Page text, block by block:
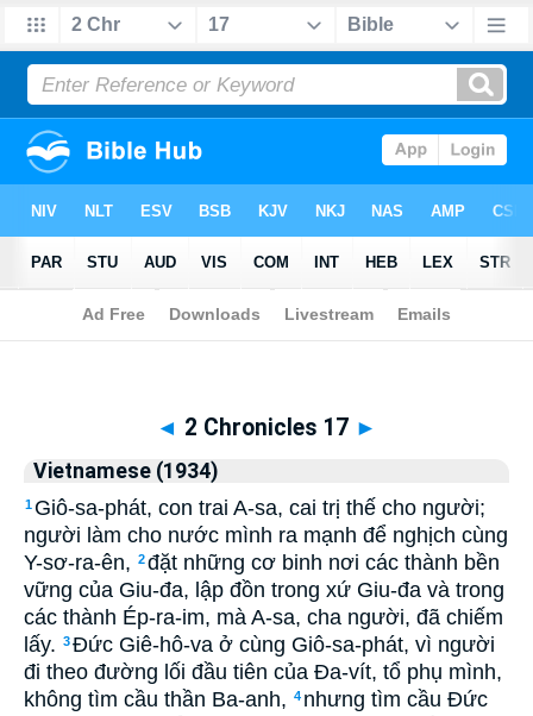
Biblia>Vietnamese (1934) > 2 Chronicles 17
◄ 2 Chronicles 17 ►
Vietnamese (1934)
1 Giô-sa-phát, con trai A-sa, cai trị thế cho người;
người làm cho nước mình ra mạnh để nghịch cùng
Y-sơ-ra-ên, 2đặt những cơ binh nơi các thành bền
vững của Giu-đa, lập đồn trong xứ Giu-đa và trong
các thành Ép-ra-im, mà A-sa, cha người, đã chiếm
lấy. 3Ðức Giê-hô-va ở cùng Giô-sa-phát, vì người
đi theo đường lối đầu tiên của Ða-vít, tổ phụ mình,
không tìm cầu thần Ba-anh, 4 nhưng tìm cầu Ðức